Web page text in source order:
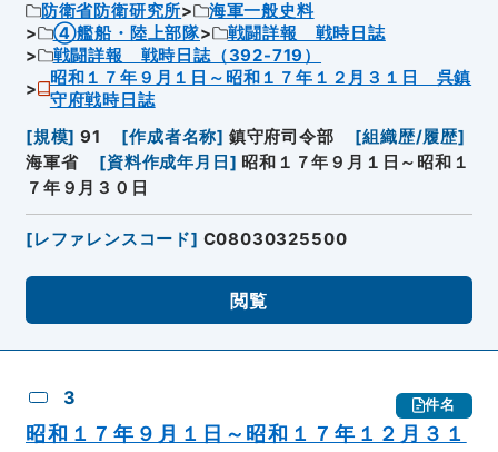
防衛省防衛研究所
海軍一般史料
④艦船・陸上部隊
戦闘詳報 戦時日誌
戦闘詳報 戦時日誌（392-719）
昭和１７年９月１日～昭和１７年１２月３１日 呉鎮
守府戦時日誌
[規模] 91 [作成者名称] 鎮守府司令部 [組織歴/履歴]
海軍省
[資料作成年月日 ] 昭和１７年９月１日～昭和１
７年９月３０日
[レファレンスコード] C08030325500
閲覧
3 件名
昭和１７年９月１日～昭和１７年１２月３１